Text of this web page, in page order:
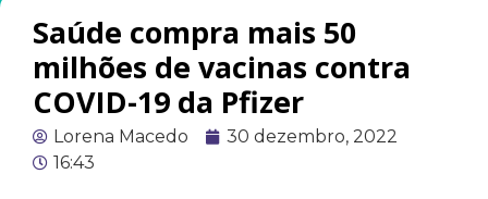
Saúde compra mais 50
milhões de vacinas contra
COVID-19 da Pfizer
Lorena Macedo
30 dezembro, 2022
16:43